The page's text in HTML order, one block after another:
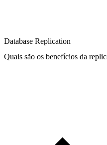
Database Replication
Quais são os benefícios da